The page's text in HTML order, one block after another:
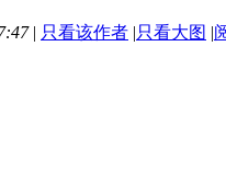
| 只看该作者 |只看大图 |